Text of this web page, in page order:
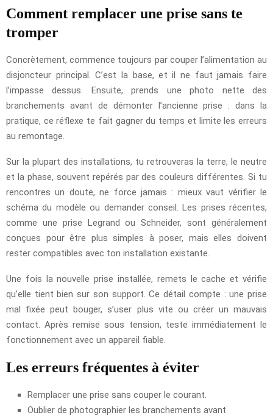
Comment remplacer une prise sans te
tromper
Concrètement, commence toujours par couper l’alimentation au
disjoncteur principal. C’est la base, et il ne faut jamais faire
l’impasse dessus. Ensuite, prends une photo nette des
branchements avant de démonter l’ancienne prise : dans la
pratique, ce réflexe te fait gagner du temps et limite les erreurs
au remontage.
Sur la plupart des installations, tu retrouveras la terre, le neutre
et la phase, souvent repérés par des couleurs différentes. Si tu
rencontres un doute, ne force jamais : mieux vaut vérifier le
schéma du modèle ou demander conseil. Les prises récentes,
comme une prise Legrand ou Schneider, sont généralement
conçues pour être plus simples à poser, mais elles doivent
rester compatibles avec ton installation existante.
Une fois la nouvelle prise installée, remets le cache et vérifie
qu’elle tient bien sur son support. Ce détail compte : une prise
mal fixée peut bouger, s’user plus vite ou créer un mauvais
contact. Après remise sous tension, teste immédiatement le
fonctionnement avec un appareil fiable.
Les erreurs fréquentes à éviter
Remplacer une prise sans couper le courant.
Oublier de photographier les branchements avant